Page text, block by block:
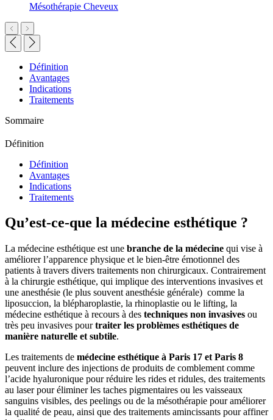
Mésothérapie Cheveux
Définition
Avantages
Indications
Traitements
Sommaire
Définition
Définition
Avantages
Indications
Traitements
Qu’est-ce-que la médecine esthétique ?
La médecine esthétique est une branche de la médecine qui vise à
améliorer l’apparence physique et le bien-être émotionnel des
patients à travers divers traitements non chirurgicaux. Contrairement
à la chirurgie esthétique, qui implique des interventions invasives et
une anesthésie (le plus souvent anesthésie générale) comme la
liposuccion, la blépharoplastie, la rhinoplastie ou le lifting, la
médecine esthétique à recours à des techniques non invasives ou
très peu invasives pourtraiter les problèmes esthétiques de
manière naturelle et subtile.
Les traitements de médecine esthétique à Paris 17 et Paris 8
peuvent inclure des injections de produits de comblement comme
l’acide hyaluronique pour réduire les rides et ridules, des traitements
au laser pour éliminer les taches pigmentaires ou les vaisseaux
sanguins visibles, des peelings ou de la mésothérapie pour améliorer
la qualité de peau, ainsi que des traitements amincissants pour affiner